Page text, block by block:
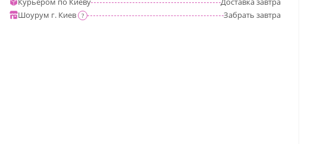
Шоурум г. Киев
? Забрать завтра